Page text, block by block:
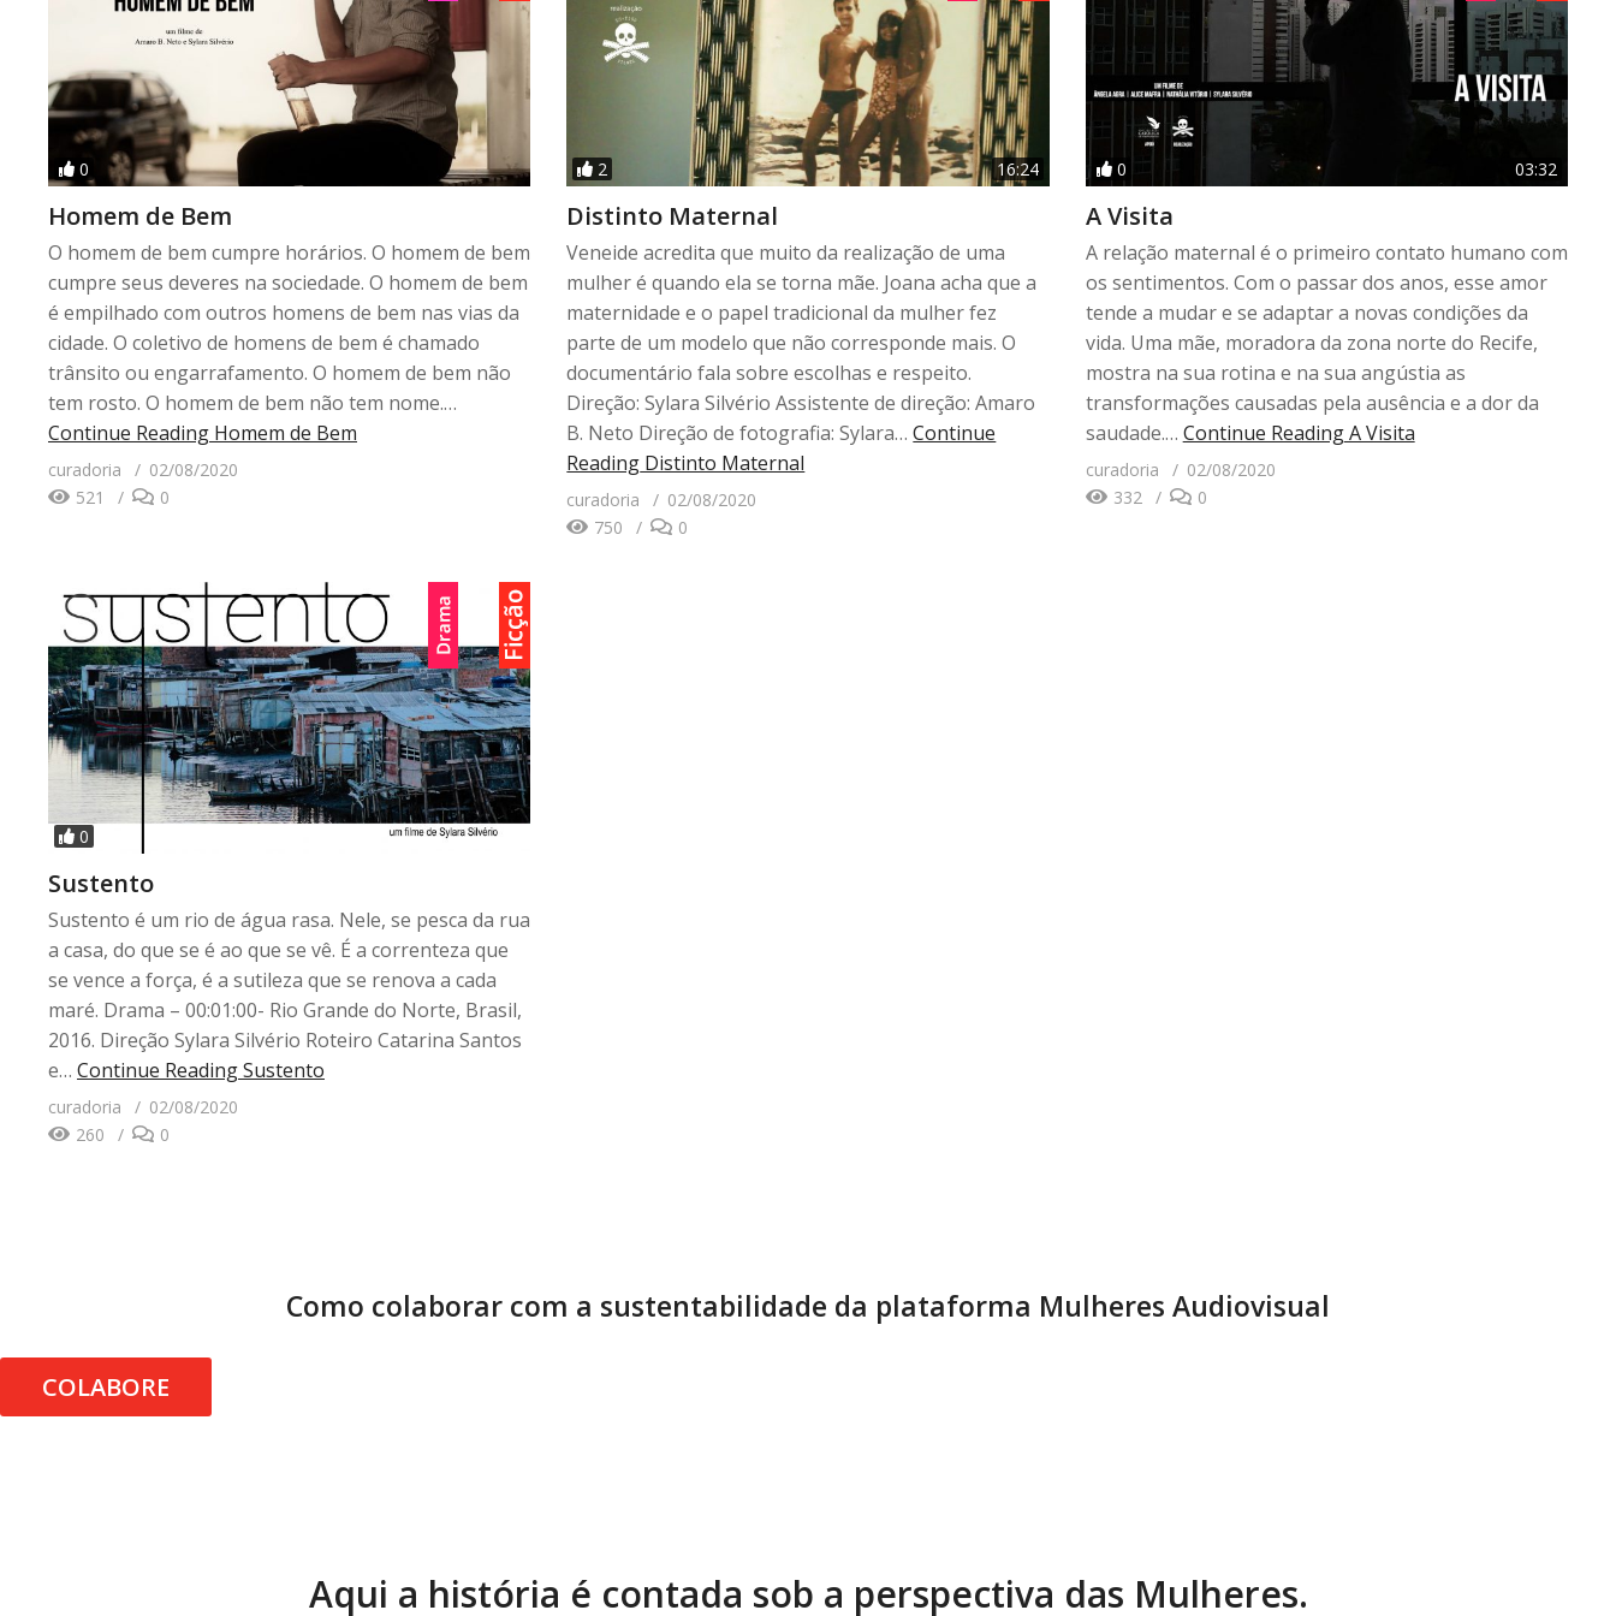
0
Homem de Bem
O homem de bem cumpre horários. O homem de bem
cumpre seus deveres na sociedade. O homem de bem
é empilhado com outros homens de bem nas vias da
cidade. O coletivo de homens de bem é chamado
trânsito ou engarrafamento. O homem de bem não
tem rosto. O homem de bem não tem nome.…
Continue Reading Homem de Bem
curadoria
02/08/2020
521
0
2 16:24
Distinto Maternal
Veneide acredita que muito da realização de uma
mulher é quando ela se torna mãe. Joana acha que a
maternidade e o papel tradicional da mulher fez
parte de um modelo que não corresponde mais. O
documentário fala sobre escolhas e respeito.
Direção: Sylara Silvério Assistente de direção: Amaro
B. Neto Direção de fotografia: Sylara…Continue
Reading Distinto Maternal
curadoria
02/08/2020
750
0
0 03:32
A Visita
A relação maternal é o primeiro contato humano com
os sentimentos. Com o passar dos anos, esse amor
tende a mudar e se adaptar a novas condições da
vida. Uma mãe, moradora da zona norte do Recife,
mostra na sua rotina e na sua angústia as
transformações causadas pela ausência e a dor da
saudade.… Continue ReadingA Visita
curadoria
02/08/2020
332
0
0
Sustento
Sustento é um rio de água rasa. Nele, se pesca da rua
a casa, do que se é ao que se vê. É a correnteza que
se vence a força, é a sutileza que se renova a cada
maré. Drama – 00:01:00- Rio Grande do Norte, Brasil,
2016. Direção Sylara Silvério Roteiro Catarina Santos
e… Continue ReadingSustento
curadoria
02/08/2020
260
0
Como colaborar com a sustentabilidade da plataforma Mulheres Audiovisual
COLABORE
Aqui a história é contada sob a perspectiva das Mulheres.